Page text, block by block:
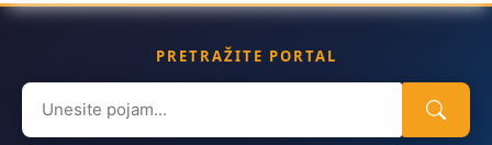
PRETRAŽITE PORTAL
Search
for: